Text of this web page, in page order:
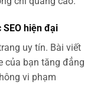
hiện đại
uy tín. Bài viết
của bạn tăng đẳng
vi phạm